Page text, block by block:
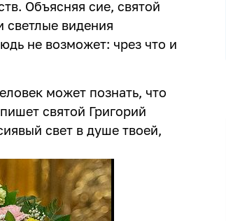
Объясняя сие, святой
светлые видения
не возможет: чрез что и
может познать, что
святой Григорий
свет в душе твоей,